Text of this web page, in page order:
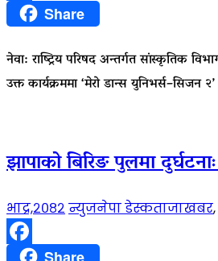
FacebookShare
नेवा: राष्ट्रिय परिषद अन्तर्गत सांस्कृतिक
उक्त कार्यक्रममा ‘मेरो डान्स
झापाको बिरिङ पुलमा
भाद्र,२०८२ न्युजनेपा डेस्कताजाखबर,